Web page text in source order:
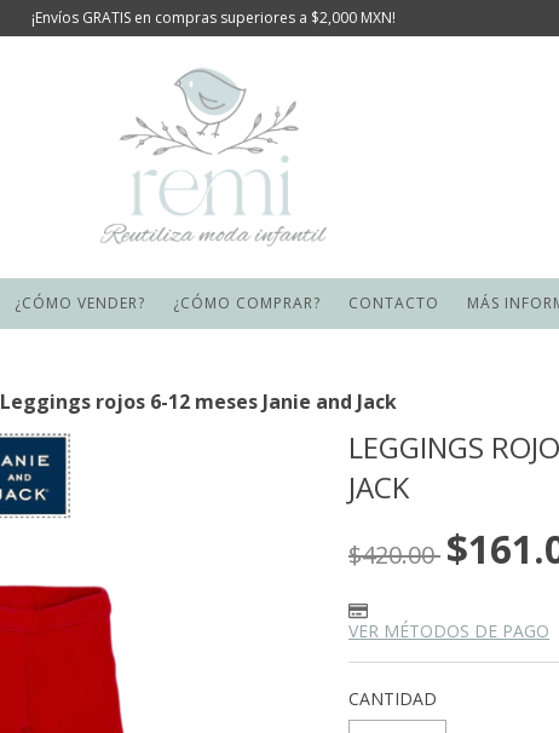
¡Envíos GRATIS en compras superiores a $2,000 MXN!
¿CÓMO VENDER? ¿CÓMO COMPRAR? CONTACTO MÁS
Leggings rojos 6-12 meses Janie and Jack
LEGGINGS
JACK
$420.00
VER MÉTODOS DE PAGO
CANTIDAD